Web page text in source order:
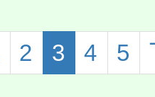
賽演說入選決
綸老師指導!!
2 3 4 5